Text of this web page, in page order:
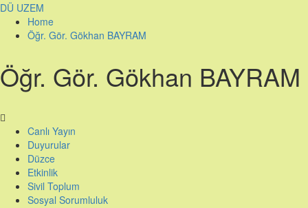
DÜ UZEM
Home
Öğr. Gör. Gökhan BAYRAM
Öğr. Gör. Gökhan BAYRAM
Canlı Yayın
Duyurular
Düzce
Etkinlik
Sivil Toplum
Sosyal Sorumluluk